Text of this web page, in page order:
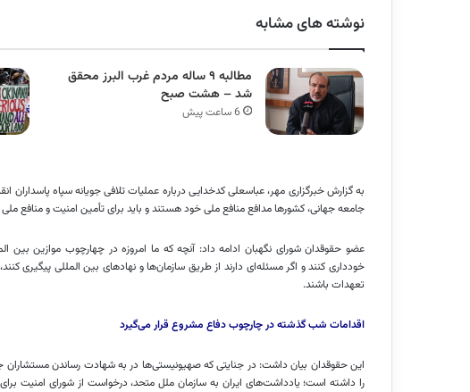
نوشته های مشابه
مطالبه ۹ ساله مردم غرب البرز محقق
شد – هشت صبح
6 ساعت پیش
به گزارش خبرگزاری مهر، عباسعلی کدخدایی درباره عملیات تلافیجویانهسپاه پاسداران
جامعه جهانی، کشورها مدافع منافع ملی خود هستند و باید برای تأمین امنیت و منافع
عضو حقوقدان شورای نگهبان ادامه داد: آنچه که ما امروزه در چهارچوب موازین بین
خودداری کنند و اگر مسئله‌ای دارند از طریق سازمان‌ها و نهادهای بین المللی پیگیری
تعهدات باشند.
اقدامات شب گذشته در چارچوب دفاع مشروع قرار می‌گیرد
این حقوقدان بیان داشت: در جنایتی که صهیونیستی‌ها در به شهادت رساندن مستشاران
را داشته است؛ یادداشت‌های ایران به سازمان ملل متحد، درخواست از شورای امنیت